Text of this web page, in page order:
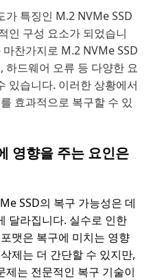
가 특징인 M.2 NVMe SSD
인 구성 요소가 되었습니
찬가지로 M.2 NVMe SSD
하드웨어 오류 등 다양한 요
있습니다. 이러한 상황에서
효과적으로 복구할 수 있
영향을 주는 요인은
SSD의 복구 가능성은 데
달라집니다. 실수로 인한
맷은 복구에 미치는 영향
제는 더 간단할 수 있지만,
제는 전문적인 복구 기술이